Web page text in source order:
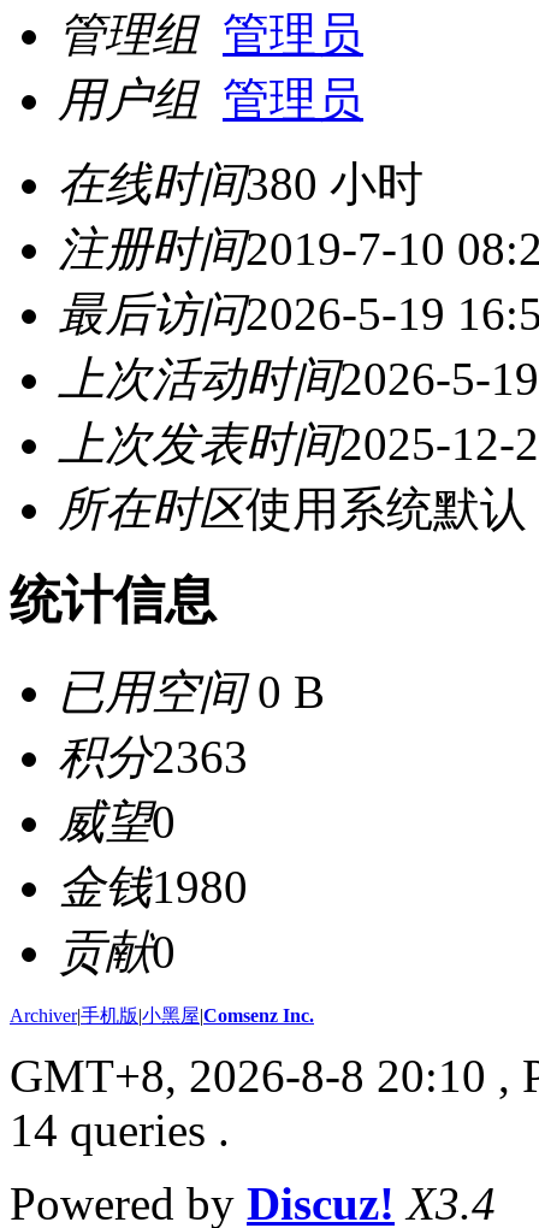
管理组 管理员
用户组 管理员
在线时间380 小时
注册时间2019-7-10
最后访问2026-5-19
上次活动时间2026-5-
上次发表时间2025-12-
所在时区使用系统默认
统计信息
已用空间0 B
积分2363
威望0
金钱1980
贡献0
Archiver|手机版|小黑屋|Comsenz Inc.
GMT+8, 2026-8-8 20:10 ,
14 queries .
Powered by Discuz! X3.4